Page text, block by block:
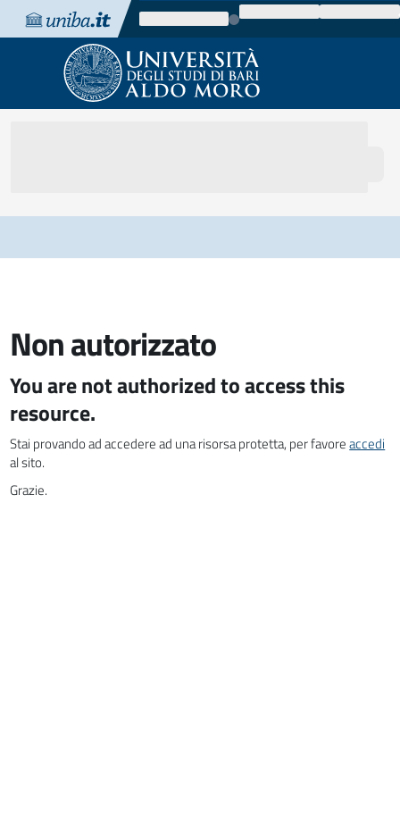
Vai al contenuto
Vai alla navigazione
Vai al footer
Non autorizzato
You are not authorized to access this
resource.
Stai provando ad accedere ad una risorsa protetta, per favoreaccedi
al sito.
Grazie.